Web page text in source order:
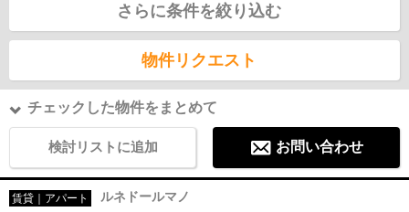
さらに条件を絞り込む
物件リクエスト
チェックした物件をまとめて
検討リストに追加 お問い合わせ
賃貸｜アパート ルネドールマノ